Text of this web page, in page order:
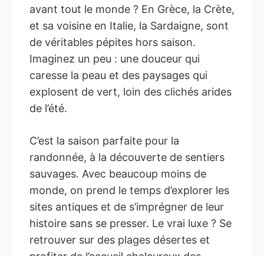
avant tout le monde ? En Grèce, la Crète,
et sa voisine en Italie, la Sardaigne, sont
de véritables pépites hors saison.
Imaginez un peu : une douceur qui
caresse la peau et des paysages qui
explosent de vert, loin des clichés arides
de l’été.
C’est la saison parfaite pour la
randonnée, à la découverte de sentiers
sauvages. Avec beaucoup moins de
monde, on prend le temps d’explorer les
sites antiques et de s’imprégner de leur
histoire sans se presser. Le vrai luxe ? Se
retrouver sur des plages désertes et